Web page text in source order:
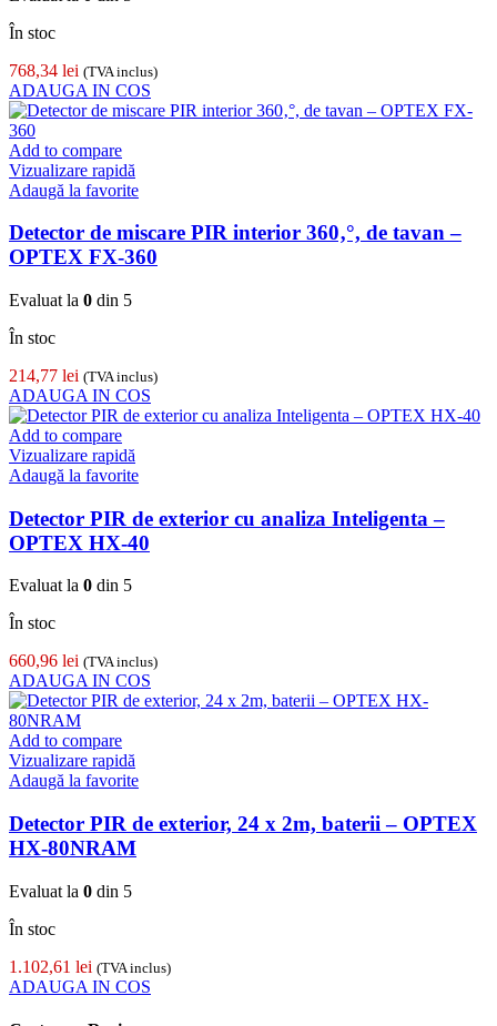
În stoc
768,34 lei (TVA inclus)
ADAUGA IN COS
Add to compare
Vizualizare rapidă
Adaugă la favorite
Detector de miscare PIR interior 360‚°, de tavan –
OPTEX FX-360
Evaluat la 0 din 5
În stoc
214,77 lei (TVA inclus)
ADAUGA IN COS
Add to compare
Vizualizare rapidă
Adaugă la favorite
Detector PIR de exterior cu analiza Inteligenta –
OPTEX HX-40
Evaluat la 0 din 5
În stoc
660,96 lei (TVA inclus)
ADAUGA IN COS
Add to compare
Vizualizare rapidă
Adaugă la favorite
Detector PIR de exterior, 24 x 2m, baterii – OPTEX
HX-80NRAM
Evaluat la 0 din 5
În stoc
1.102,61 lei (TVA inclus)
ADAUGA IN COS